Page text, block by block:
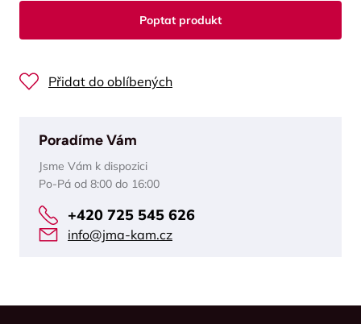
Poptat produkt
Přidat do oblíbených
Poradíme Vám
Jsme Vám k dispozici
Po-Pá od 8:00 do 16:00
+420 725 545 626
info@jma-kam.cz